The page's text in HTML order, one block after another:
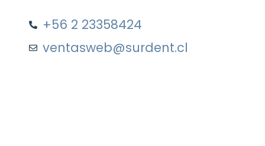
+56 2 23358424
ventasweb@surdent.cl